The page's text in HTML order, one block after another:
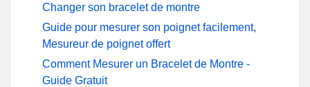
Changer son bracelet de montre
Guide pour mesurer son poignet facilement,
Mesureur de poignet offert
Comment Mesurer un Bracelet de Montre -
Guide Gratuit